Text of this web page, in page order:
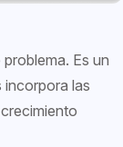
Es un
incorpora las